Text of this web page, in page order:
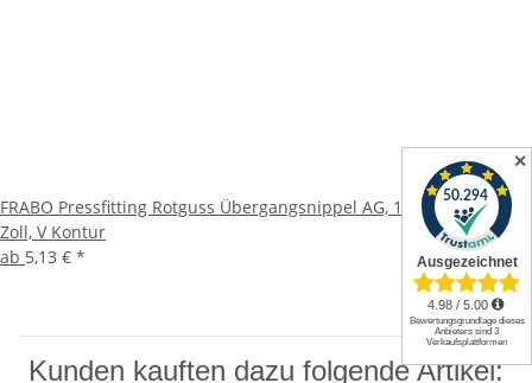
FRABO Pressfitting Rotguss Übergangsnippel AG, 12-28mm, 3/8-1
Zoll, V Kontur
ab 5,13 € *
Kunden kauften dazu folgende Artikel:
✕